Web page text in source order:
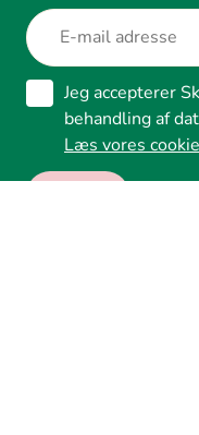
Jeg accepterer
behandling af
Læs vores